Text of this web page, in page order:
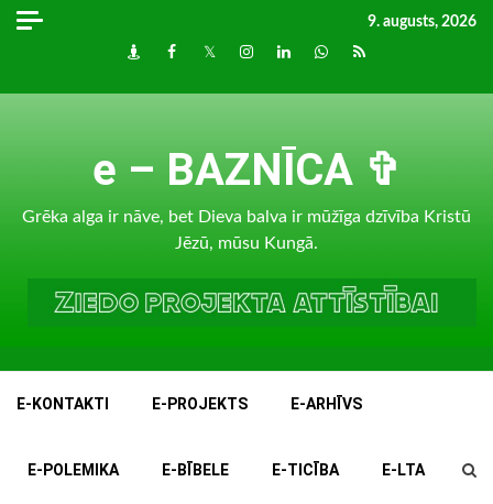
Skip
9. augusts, 2026
DraugiemFacebook
TwitterInstagram
LinkedInwhatsapp
RSS
e – BAZNĪCA ✞
Grēka alga ir nāve, bet Dieva balva ir mūžīga dzīvība Kristū
Jēzū, mūsu Kungā.
E-KONTAKTI E-PROJEKTS E-ARHĪVS
E-POLEMIKA E-BĪBELE E-TICĪBA E-LTA